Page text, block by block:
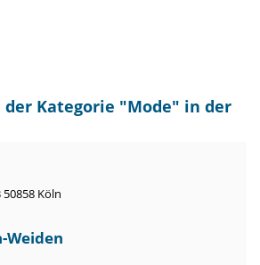
Kategorie "Mode" in der
Köln
Weiden